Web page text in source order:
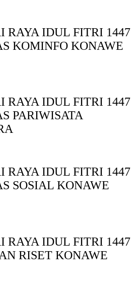
RAYA IDUL FITRI 1447
KOMINFO KONAWE
RAYA IDUL FITRI 1447
PARIWISATA
RAYA IDUL FITRI 1447
SOSIAL KONAWE
RAYA IDUL FITRI 1447
RISET KONAWE